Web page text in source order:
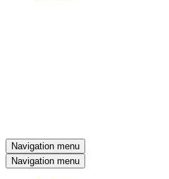
Navigation menu
Navigation menu